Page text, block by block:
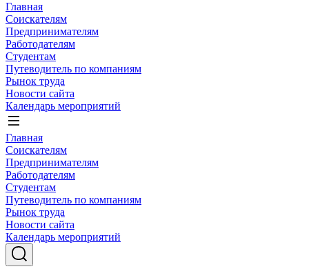
Главная
Соискателям
Предпринимателям
Работодателям
Студентам
Путеводитель по компаниям
Рынок труда
Новости сайта
Календарь мероприятий
Главная
Соискателям
Предпринимателям
Работодателям
Студентам
Путеводитель по компаниям
Рынок труда
Новости сайта
Календарь мероприятий